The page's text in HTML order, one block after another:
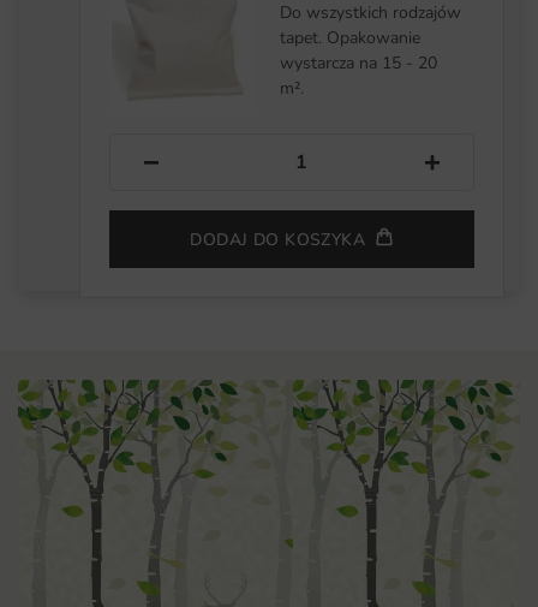
Do wszystkich rodzajów
tapet. Opakowanie
wystarcza na 15 - 20
m².
− +
DODAJ DO KOSZYKA